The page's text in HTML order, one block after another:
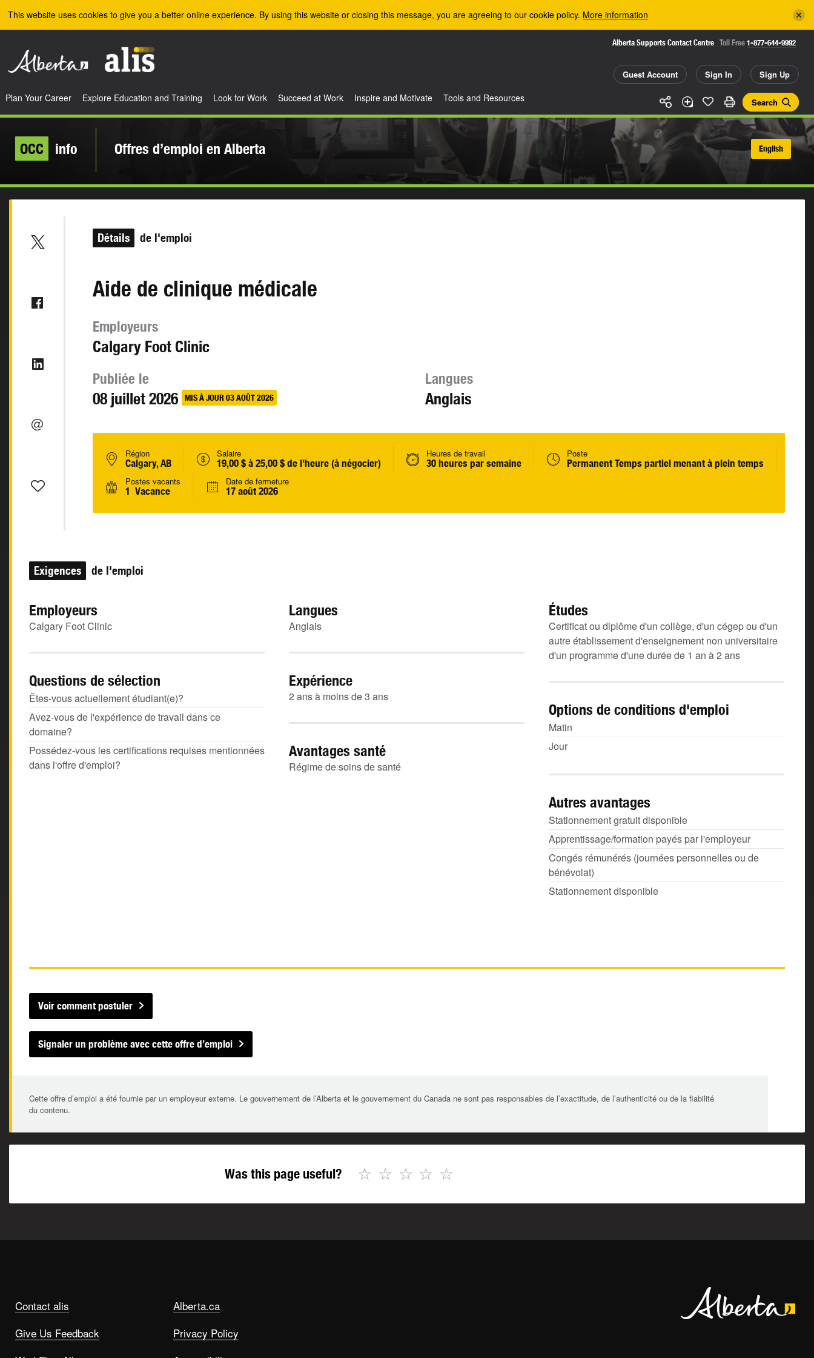
This website uses cookies to give you a better online experience. By using this website or closing this message, you are agreeing to our cookie policy. More information
Alberta Supports Contact Centre Toll Free 1-877-644-9992
Guest Account Sign In Sign Up
Search
Plan Your Career Explore Education and Training Look for Work Succeed at Work Inspire and Motivate Tools and Resources
OCC info Offres d’emploi en Alberta English
Détails de l'emploi
Aide de clinique médicale
Employeurs
Calgary Foot Clinic
Publiée le
08 juillet 2026 MIS À JOUR 03 AOÛT 2026
Langues
Anglais
Région
Calgary, AB
Salaire
19,00 $ à 25,00 $ de l'heure (à négocier)
Heures de travail
30 heures par semaine
Poste
Permanent Temps partiel menant à plein temps
Postes vacants
1 Vacance
Date de fermeture
17 août 2026
Exigences de l'emploi
Employeurs
Calgary Foot Clinic
Langues
Anglais
Études
Certificat ou diplôme d'un collège, d'un cégep ou d'un
autre établissement d'enseignement non universitaire
d'un programme d'une durée de 1 an à 2 ans
Questions de sélection
Êtes-vous actuellement étudiant(e)?
Avez-vous de l'expérience de travail dans ce
domaine?
Possédez-vous les certifications requises mentionnées
dans l'offre d'emploi?
Expérience
2 ans à moins de 3 ans
Options de conditions d'emploi
Matin
Jour
Avantages santé
Régime de soins de santé
Autres avantages
Stationnement gratuit disponible
Apprentissage/formation payés par l'employeur
Congés rémunérés (journées personnelles ou de
bénévolat)
Stationnement disponible
Voir comment postuler
Signaler un problème avec cette offre d’emploi
Cette offre d’emploi a été fournie par un employeur externe. Le gouvernement de l’Alberta et le gouvernement du Canada ne sont pas responsables de l’exactitude, de l’authenticité ou de la fiabilité
du contenu.
Was this page useful? ☆
☆
☆
☆
☆
Contact alis
Give Us Feedback
Alberta.ca
Privacy Policy